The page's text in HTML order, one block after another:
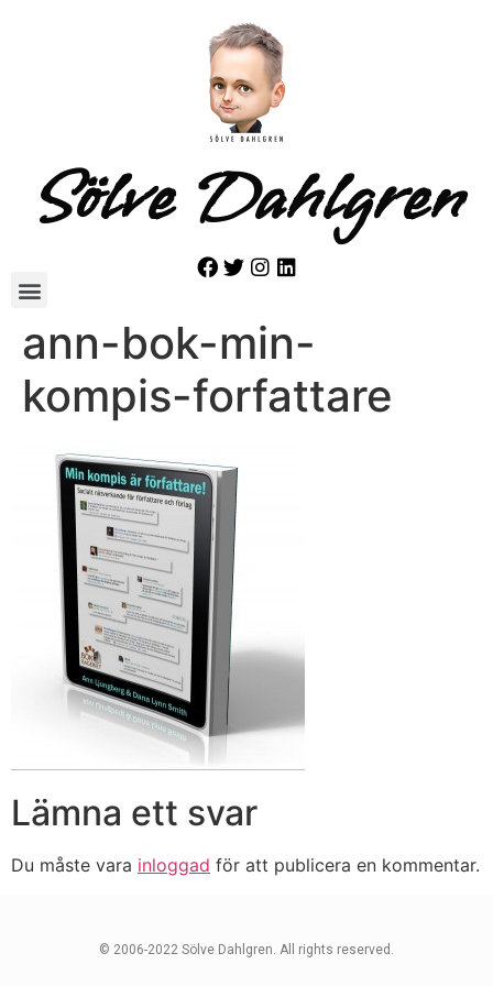
Sölve Dahlgren
ann-bok-min-
kompis-forfattare
Lämna ett svar
Du måste vara inloggad för att publicera en kommentar.
© 2006-2022 Sölve Dahlgren. All rights reserved.